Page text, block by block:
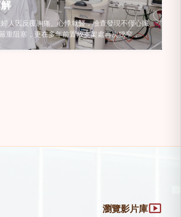
人因反覆胸痛、心悸就醫，檢查發現不僅心臟
重阻塞，更在多年前置放支架處再次狹窄，
瀏覽影片庫smart_display